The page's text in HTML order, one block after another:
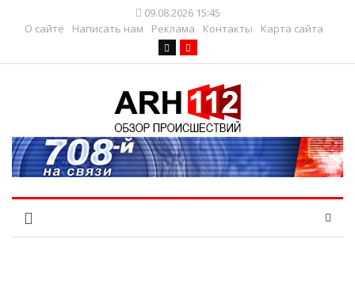
09.08.2026 15:45
О сайте
Написать нам Реклама Контакты Карта сайта